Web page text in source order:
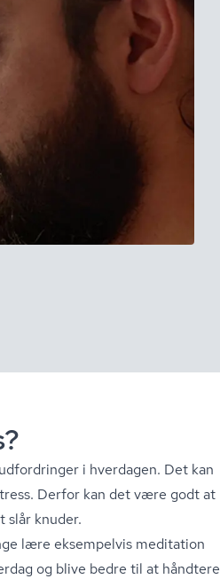
i hverdagen. Det kan
Derfor kan det være godt at
slår knuder.
lære eksempelvis meditation
og blive bedre til at håndtere